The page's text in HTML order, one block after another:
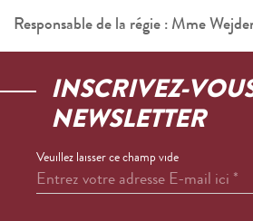
Responsable de la régie : Mme
INSCRIVEZ-
NEWSLETTER
Veuillez laisser ce champ vide
Entrez votre adresse E-mail ici*